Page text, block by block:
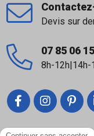
Devis sur
07 85 06
8h-12h|14h-